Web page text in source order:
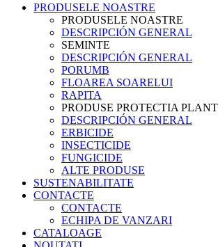
PRODUSELE NOASTRE
PRODUSELE NOASTRE
DESCRIPCIÓN GENERAL
SEMINTE
DESCRIPCIÓN GENERAL
PORUMB
FLOAREA SOARELUI
RAPITA
PRODUSE PROTECTIA
DESCRIPCIÓN GENERAL
ERBICIDE
INSECTICIDE
FUNGICIDE
ALTE PRODUSE
SUSTENABILITATE
CONTACTE
CONTACTE
ECHIPA DE VANZARI
CATALOAGE